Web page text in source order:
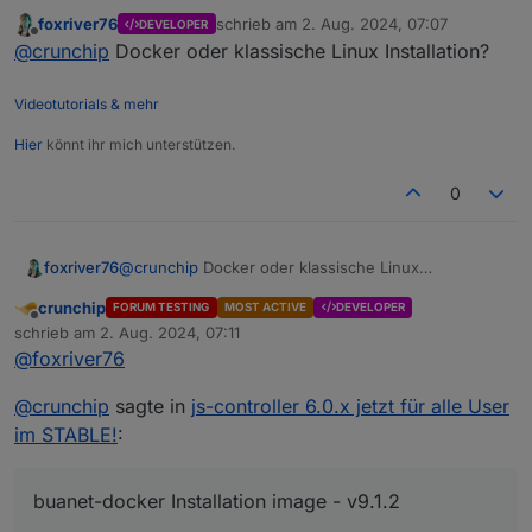
@foxriver76habe es soeben nochmal probiert, lief
allerdings auf den gleichen Fehler hinaus
foxriver76 DEVELOPER schrieb am 2. Aug. 2024, 07:07
zuletzt editiert von
@crunchip Docker oder klassische Linux Installation?
Videotutorials & mehr
Hier könnt ihr mich unterstützen.
0
foxriver76@crunchip Docker oder klassische Linux
Offline
crunchip FORUM TESTING MOST ACTIVE DEVELOPER
schrieb am 2. Aug. 2024, 07:11
zuletzt editiert von
@foxriver76
@crunchip sagte in js-controller 6.0.x jetzt für alle User
im STABLE!:
buanet-docker Installation image - v9.1.2